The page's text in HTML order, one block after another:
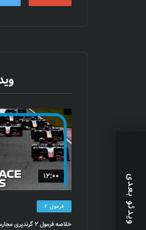
ویدئو بعدی 12:00
فرمول 2
خلاصه فرمول 2 گرندپری مجارستان 2023